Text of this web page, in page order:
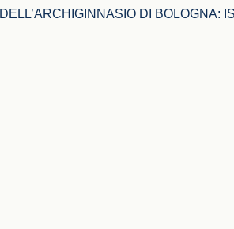
DELL’ARCHIGINNASIO DI BOLOGNA: